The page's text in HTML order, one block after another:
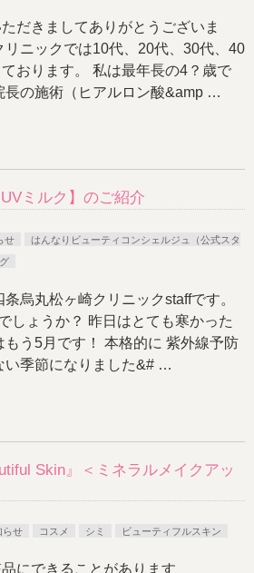
だきましてありがとうございま
リニックでは10代、20代、30代、40
おります。 私は最年長の4？歳で
長の施術（ヒアルロン酸&amp …
ミルク】のご紹介
せ
はんなりビューティコンシェルジュ（公式スタ
烏丸松ヶ崎クリニックstaffです。
しょうか？ 昨日はとても寒かった
う5月です！ 本格的に 紫外線予防
い季節になりました&# …
Skin』＜ミネラルメイクアッ
らせ コスメ シミ ビューティフルスキン
にできることがあります